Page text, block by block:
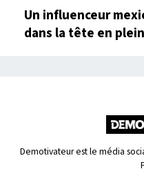
Un influenceur
dans la tête en
Demotivateur est le média